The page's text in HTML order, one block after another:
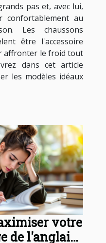
pas et, avec lui,
confortablement au
Les chaussons
être l'accessoire
affronter le froid tout
dans cet article
les modèles idéaux
votre
de l'anglais